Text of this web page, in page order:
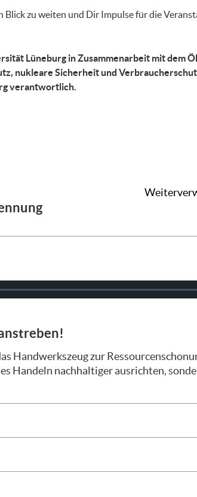
zu weiten und Dir Impulse für die
Lüneburg in Zusammenarbeit mit dem
nukleare Sicherheit und
verantwortlich.
Handwerkszeug zur
Handeln nachhaltiger ausrichten,